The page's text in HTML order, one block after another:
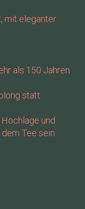
mit eleganter
als 150 Jahren
statt
und
Tee sein